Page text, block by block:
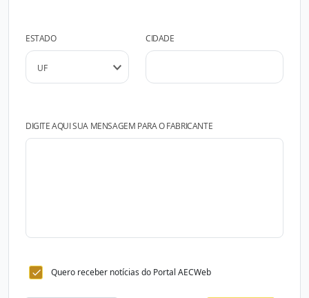
ESTADO CIDADE
DIGITE AQUI SUA MENSAGEM PARA O FABRICANTE
Quero receber notícias do Portal AECWeb